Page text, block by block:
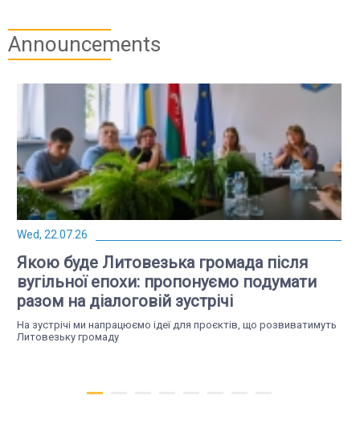
Announcements
Wed, 22.07.26
Якою буде Литовезька громада після
вугільної епохи: пропонуємо подумати
разом на діалоговій зустрічі
На зустрічі ми напрацюємо ідеї для проєктів, що розвиватимуть
Литовезьку громаду